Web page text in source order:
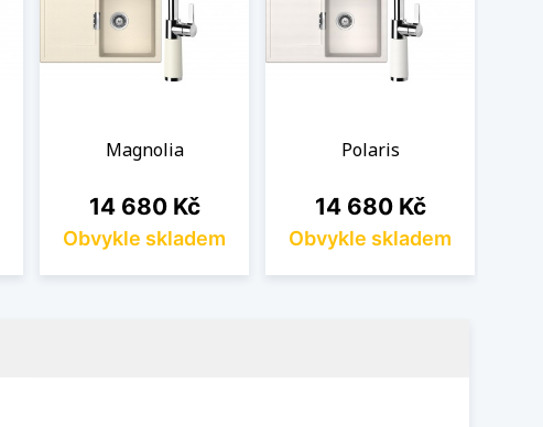
Magnolia
Cena
14 680 Kč
Obvykle skladem
Polaris
Cena
14 680 Kč
Obvykle skladem